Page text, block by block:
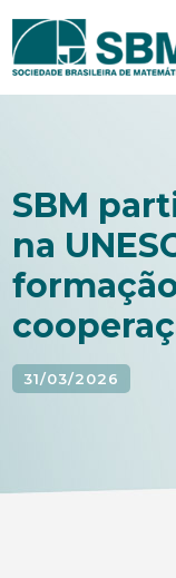
Pular
para
SBM
na
31/03/2026